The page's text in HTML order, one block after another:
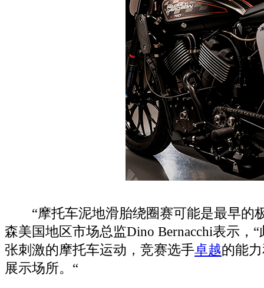
“摩托车泥地滑胎绕圈赛可能是最早的
森美国地区市场总监Dino Bernacchi表示，
张刺激的摩托车运动，竞赛选手卓越的能
展示场所。“